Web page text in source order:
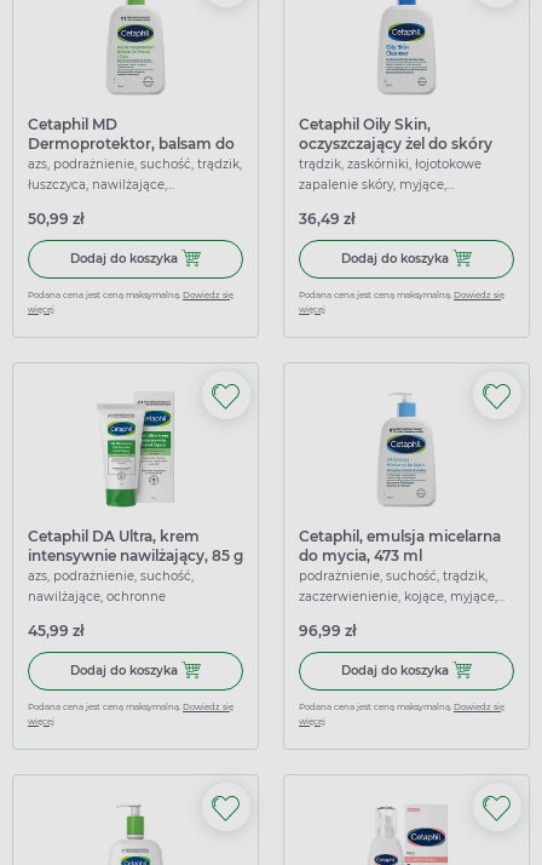
Cetaphil MD
Dermoprotektor, balsam do
twarzy i ciała, 236 ml
azs, podrażnienie, suchość, trądzik,
łuszczyca, nawilżające,
50,99 zł
Dodaj do koszyka Dodaj do koszyka Cetaphil MD Dermoprotektor, balsam
Podana cena jest ceną maksymalną. Dowiedz się
więcej
Cetaphil Oily Skin,
oczyszczający żel do skóry
tłustej, 236 ml
trądzik, zaskórniki, łojotokowe
zapalenie skóry, myjące,
36,49 zł
Dodaj do koszyka Dodaj do
Podana cena jest ceną maksymalną. Dowiedz się
więcej
Cetaphil DA Ultra, krem
intensywnie nawilżający, 85 g
azs, podrażnienie, suchość,
nawilżające, ochronne
45,99 zł
Dodaj do koszyka Dodaj do koszyka Cetaphil DA Ultra, krem intensywnie
Podana cena jest ceną maksymalną. Dowiedz się
więcej
Cetaphil, emulsja micelarna
do mycia, 473 ml
podrażnienie, suchość, trądzik,
zaczerwienienie, kojące, myjące,
łagodzące
96,99 zł
Dodaj do koszyka Dodaj do
Podana cena jest ceną maksymalną. Dowiedz się
więcej